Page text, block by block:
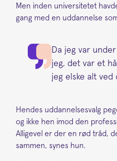
Men inden universitetet
gang med en uddannelse
Da jeg var
jeg, det var et
jeg elske alt
Hendes uddannelsesvalg
og ikke hen imod den
Alligevel er der en rød tråd,
sammen, synes hun.